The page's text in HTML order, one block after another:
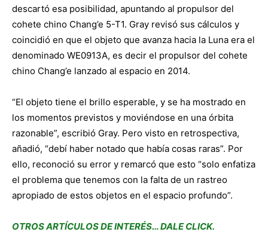
descartó esa posibilidad, apuntando al propulsor del
cohete chino Chang’e 5-T1. Gray revisó sus cálculos y
coincidió en que el objeto que avanza hacia la Luna era el
denominado WE0913A, es decir el propulsor del cohete
chino Chang’e lanzado al espacio en 2014.
“El objeto tiene el brillo esperable, y se ha mostrado en
los momentos previstos y moviéndose en una órbita
razonable”, escribió Gray. Pero visto en retrospectiva,
añadió, “debí haber notado que había cosas raras”. Por
ello, reconoció su error y remarcó que esto “solo enfatiza
el problema que tenemos con la falta de un rastreo
apropiado de estos objetos en el espacio profundo”.
OTROS ARTÍCULOS DE INTERÉS… DALE CLICK.